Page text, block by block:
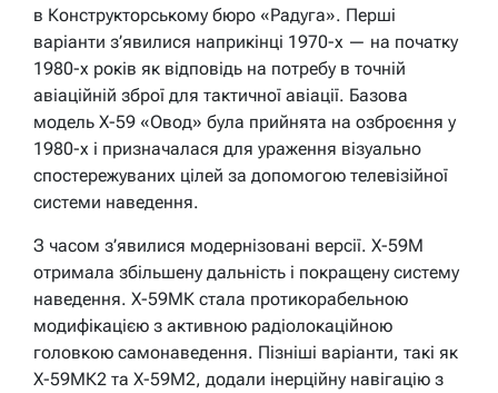
в Конструкторському бюро «Радуга». Перші
варіанти з’явилися наприкінці 1970-х — на початку
1980-х років як відповідь на потребу в точній
авіаційній зброї для тактичної авіації. Базова
модель Х-59 «Овод» була прийнята на озброєння у
1980-х і призначалася для ураження візуально
спостережуваних цілей за допомогою телевізійної
системи наведення.
З часом з’явилися модернізовані версії. Х-59М
отримала збільшену дальність і покращену систему
наведення. Х-59МК стала протикорабельною
модифікацією з активною радіолокаційною
головкою самонаведення. Пізніші варіанти, такі як
Х-59МК2 та Х-59М2, додали інерційну навігацію з